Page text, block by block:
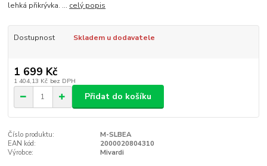
lehká přikrývka. ... celý popis
Dostupnost Skladem u dodavatele
1 699 Kč
1 404,13 Kč bez DPH
Přidat do košíku
Číslo produktu:
M-SLBEA
EAN kód:
2000020804310
Výrobce:
Mivardi